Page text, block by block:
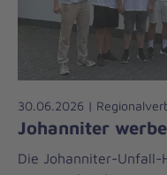
30.06.2026 |
Johanniter
Die Johanniter-